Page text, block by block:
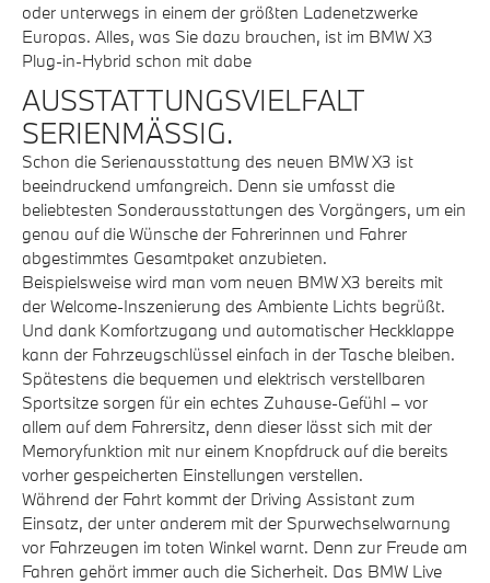
oder unterwegs in einem der größten Ladenetzwerke
Europas. Alles, was Sie dazu brauchen, ist im BMW X3
Plug-in-Hybrid schon mit dabe
AUSSTATTUNGSVIELFALT
SERIENMÄSSIG.
Schon die Serienausstattung des neuen BMW X3 ist
beeindruckend umfangreich. Denn sie umfasst die
beliebtesten Sonderausstattungen des Vorgängers, um ein
genau auf die Wünsche der Fahrerinnen und Fahrer
abgestimmtes Gesamtpaket anzubieten.
Beispielsweise wird man vom neuen BMW X3 bereits mit
der Welcome-Inszenierung des Ambiente Lichts begrüßt.
Und dank Komfortzugang und automatischer Heckklappe
kann der Fahrzeugschlüssel einfach in der Tasche bleiben.
Spätestens die bequemen und elektrisch verstellbaren
Sportsitze sorgen für ein echtes Zuhause-Gefühl – vor
allem auf dem Fahrersitz, denn dieser lässt sich mit der
Memoryfunktion mit nur einem Knopfdruck auf die bereits
vorher gespeicherten Einstellungen verstellen.
Während der Fahrt kommt der Driving Assistant zum
Einsatz, der unter anderem mit der Spurwechselwarnung
vor Fahrzeugen im toten Winkel warnt. Denn zur Freude am
Fahren gehört immer auch die Sicherheit. Das BMW Live